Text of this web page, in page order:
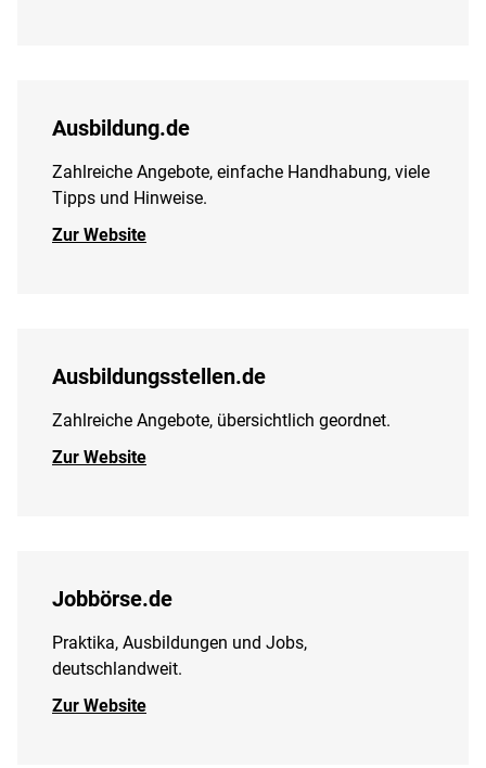
Ausbildung.de
Zahlreiche Angebote, einfache Handhabung, viele
Tipps und Hinweise.
Zur Website
Ausbildungsstellen.de
Zahlreiche Angebote, übersichtlich geordnet.
Zur Website
Jobbörse.de
Praktika, Ausbildungen und Jobs,
deutschlandweit.
Zur Website